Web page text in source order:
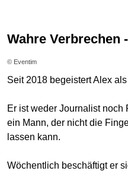
Wahre
© Eventim
Seit 2018 begeistert Alex
Er ist weder Journalist noch
ein Mann, der nicht die
lassen kann.
Wöchentlich beschäftigt er